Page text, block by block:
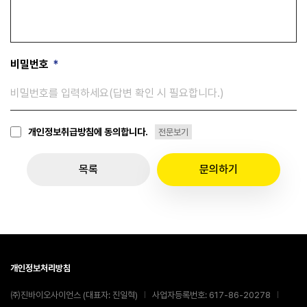
비밀번호 *
개인정보취급방침에 동의합니다. 전문보기
목록 문의하기
개인정보처리방침
㈜진바이오사이언스 (대표자: 진일혁) 사업자등록번호: 617-86-20278